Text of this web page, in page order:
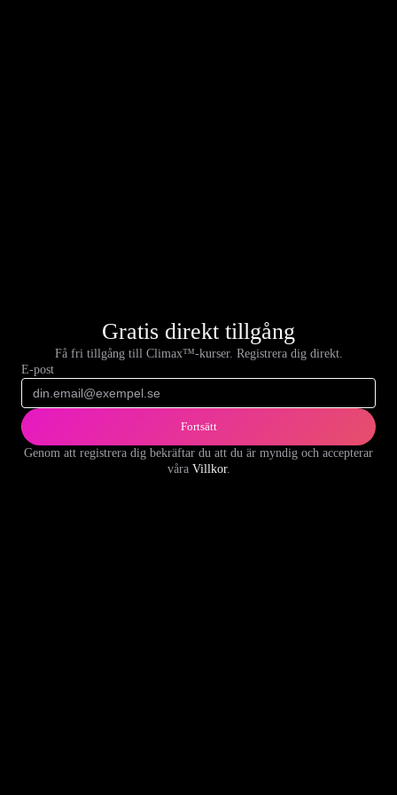
Gratis direkt tillgång
Få fri tillgång till Climax™-kurser. Registrera dig direkt.
E-post
Fortsätt
Genom att registrera dig bekräftar du att du är myndig och accepterar
våra Villkor.